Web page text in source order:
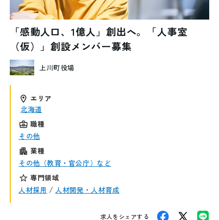
「感動人口、1億人」創出へ。「人事室
（仮）」創設メンバー募集
上川町役場
エリア
北海道
職種
その他
業種
その他（教育・官公庁）など
専門領域
人材採用 / 人材開発・人材育成
求人をシェアする